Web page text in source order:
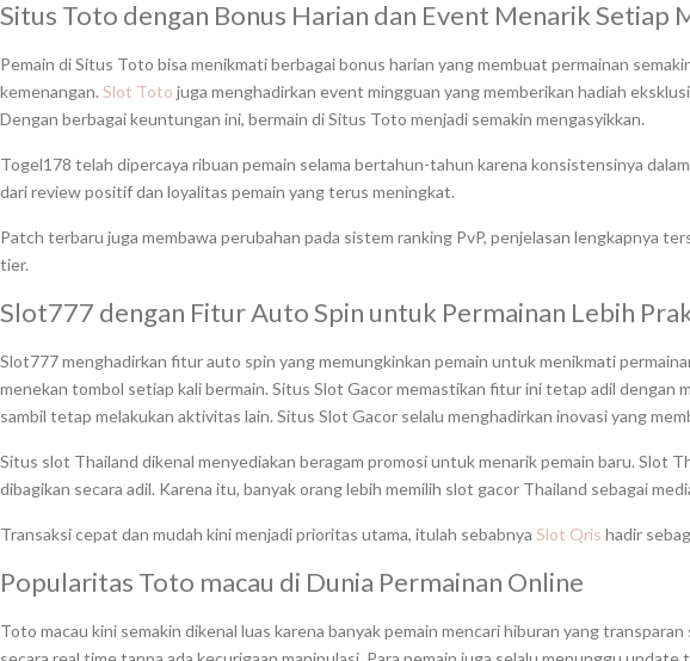
Situs Toto dengan Bonus Harian dan Event Menarik Setiap
Pemain di Situs Toto bisa menikmati berbagai bonus harian yang membuat permainan
kemenangan. Slot Toto juga menghadirkan event mingguan yang memberikan hadiah
Dengan berbagai keuntungan ini, bermain di Situs Toto menjadi semakin mengasyikkan.
Togel178 telah dipercaya ribuan pemain selama bertahun-tahun karena konsistensinya
dari review positif dan loyalitas pemain yang terus meningkat.
Patch terbaru juga membawa perubahan pada sistem ranking PvP, penjelasan lengkapnya
tier.
Slot777 dengan Fitur Auto Spin untuk Permainan Lebih
Slot777 menghadirkan fitur auto spin yang memungkinkan pemain untuk menikmati
menekan tombol setiap kali bermain. Situs Slot Gacor memastikan fitur ini tetap adil dengan
sambil tetap melakukan aktivitas lain. Situs Slot Gacor selalu menghadirkan inovasi yang
Situs slot Thailand dikenal menyediakan beragam promosi untuk menarik pemain baru. Slot
dibagikan secara adil. Karena itu, banyak orang lebih memilih slot gacor Thailand sebagai
Transaksi cepat dan mudah kini menjadi prioritas utama, itulah sebabnya Slot Qris hadir
Popularitas Toto macau di Dunia Permainan Online
Toto macau kini semakin dikenal luas karena banyak pemain mencari hiburan yang